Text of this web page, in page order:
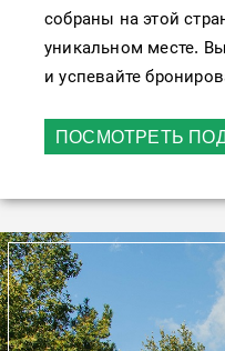
собраны на этой
уникальном месте.
и успевайте
ПОСМОТРЕТЬ